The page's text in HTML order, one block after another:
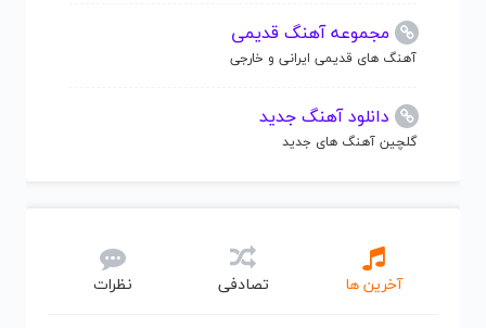
مجموعه آهنگ قدیمی
آهنگ های قدیمی ایرانی و خارجی
دانلود آهنگ جدید
گلچین آهنگ های جدید
آخرین ها تصادفی نظرات